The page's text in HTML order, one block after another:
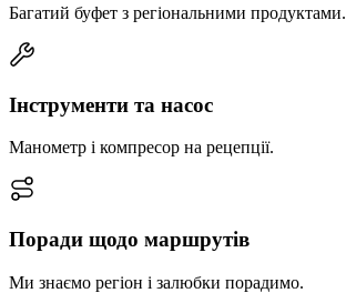
Багатий буфет з регіональними продуктами.
Інструменти та насос
Манометр і компресор на рецепції.
Поради щодо маршрутів
Ми знаємо регіон і залюбки порадимо.